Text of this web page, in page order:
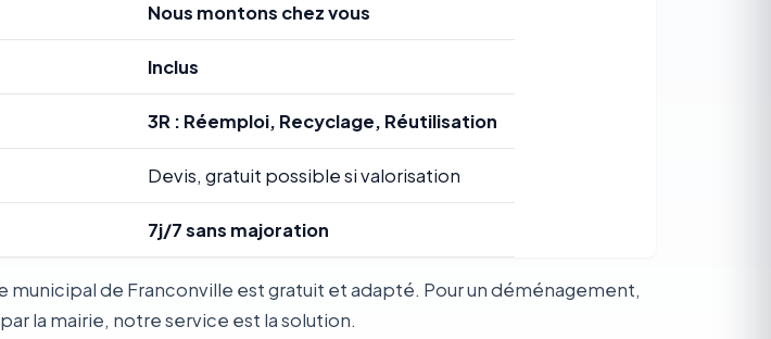
Nous montons chez vous
Inclus
3R : Réemploi, Recyclage, Réutilisation
Devis, gratuit possible si valorisation
7j/7 sans majoration
de Franconville est gratuit et adapté. Pour un déménagement,
la mairie, notre service est la solution.